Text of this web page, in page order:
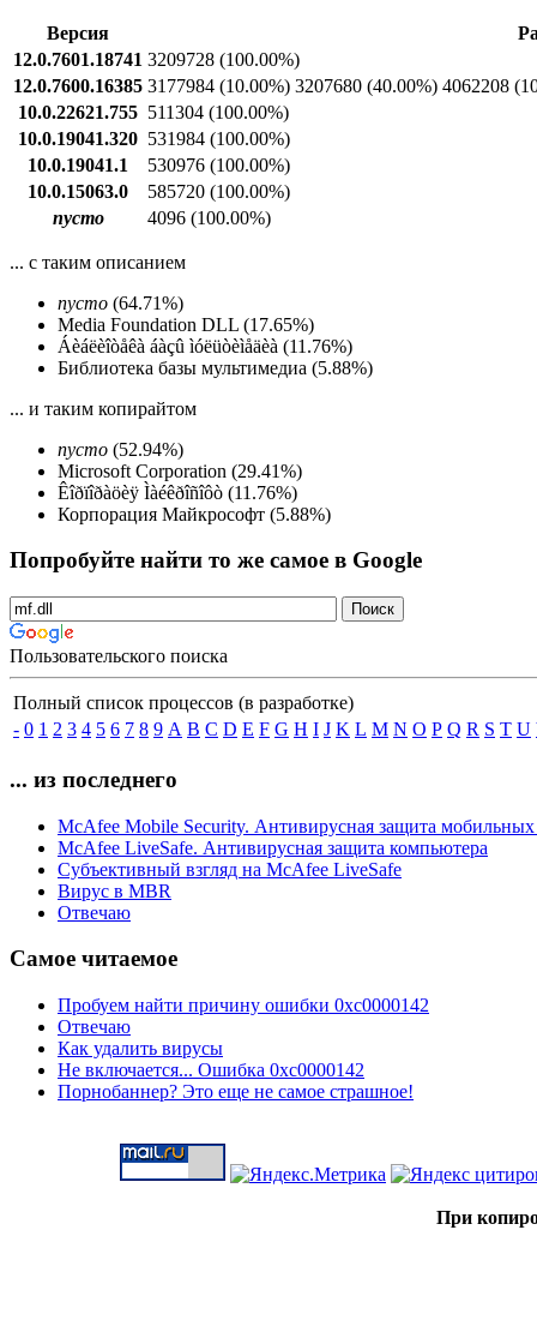
Версия
12.0.7601.18741 3209728 (100.00%)
12.0.7600.16385 3177984 (10.00%) 3207680 (40.00%) 4062208
10.0.22621.755 511304 (100.00%)
10.0.19041.320 531984 (100.00%)
10.0.19041.1
530976 (100.00%)
10.0.15063.0
585720 (100.00%)
пусто
4096 (100.00%)
... с таким описанием
пусто (64.71%)
Media Foundation DLL (17.65%)
Áèáëèîòåêà áàçû ìóëüòèìåäèà (11.76%)
Библиотека базы мультимедиа (5.88%)
... и таким копирайтом
пусто (52.94%)
Microsoft Corporation (29.41%)
Êîðïîðàöèÿ Ìàéêðîñîôò (11.76%)
Корпорация Майкрософт (5.88%)
Попробуйте найти то же самое в Google
Пользовательского поиска
Полный список процессов (в разработке)
- 0 1 2 3 4 5 6 7 8 9 A B C D E F G H I J K L M N O P Q R S T U
... из последнего
McAfee Mobile Security. Антивирусная защита мобильных
McAfee LiveSafe. Антивирусная защита компьютера
Субъективный взгляд на McAfee LiveSafe
Вирус в MBR
Отвечаю
Самое читаемое
Пробуем найти причину ошибки 0xc0000142
Отвечаю
Как удалить вирусы
Не включается... Ошибка 0xc0000142
Порнобаннер? Это еще не самое страшное!
При